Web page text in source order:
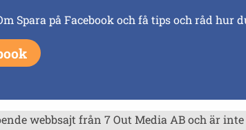
Spara på Facebook och få tips och råd
webbsajt från 7 Out Media AB och är inte